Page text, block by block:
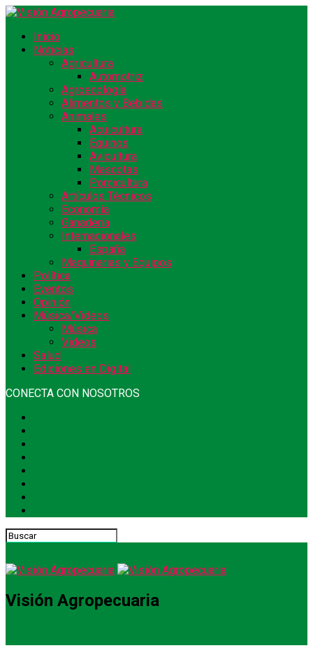
Inicio
Noticias
Agricultura
Automotriz
Agroecología
Alimentos y Bebidas
Animales
Acuicultura
Equinos
Avicultura
Mascotas
Porcicultura
Artículos Técnicos
Economía
Ganadería
Internacionales
España
Maquinarias y Equipos
Política
Eventos
Opinión
Música/Videos
Música
Videos
Salud
Ediciones en Digital
CONECTA CON NOSOTROS
Visión Agropecuaria